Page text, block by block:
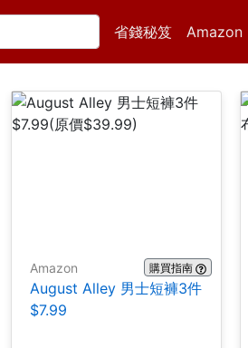
省錢秘笈 Amazon
Amazon 購買指南
August Alley 男士短褲3件
$7.99